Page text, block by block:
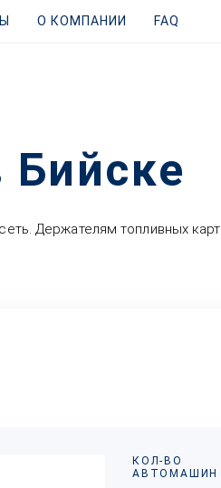
О КОМПАНИИ FAQ
Держателям топливных карт
КОЛ-ВО
АВТОМАШИН